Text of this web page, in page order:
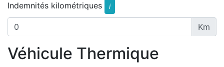
Indemnités kilométriques i
Km
Véhicule Thermique